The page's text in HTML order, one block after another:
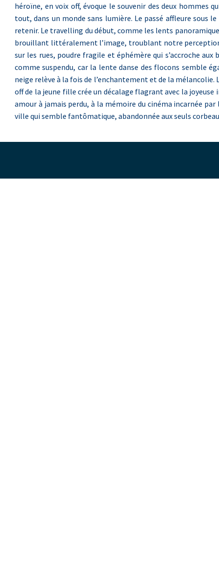
héroïne, en voix off, évoque le souvenir des deux hommes
tout, dans un monde sans lumière. Le passé affleure sous
retenir. Le travelling du début, comme les lents
brouillant littéralement l’image, troublant notre
sur les rues, poudre fragile et éphémère qui s’accroche
comme suspendu, car la lente danse des flocons semble
neige relève à la fois de l’enchantement et de la
off de la jeune fille crée un décalage flagrant avec la joyeuse
amour à jamais perdu, à la mémoire du cinéma incarnée par
ville qui semble fantômatique, abandonnée aux seuls